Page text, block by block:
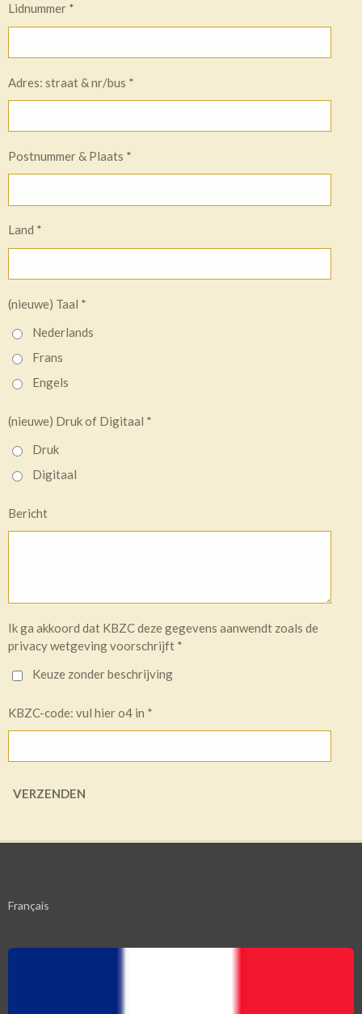
Lidnummer *
Adres: straat & nr/bus *
Postnummer & Plaats *
Land *
(nieuwe) Taal *
Nederlands
Frans
Engels
(nieuwe) Druk of Digitaal *
Druk
Digitaal
Bericht
Ik ga akkoord dat KBZC deze gegevens aanwendt zoals de
privacy wetgeving voorschrijft *
Keuze zonder beschrijving
KBZC-code: vul hier o4 in *
VERZENDEN
Français